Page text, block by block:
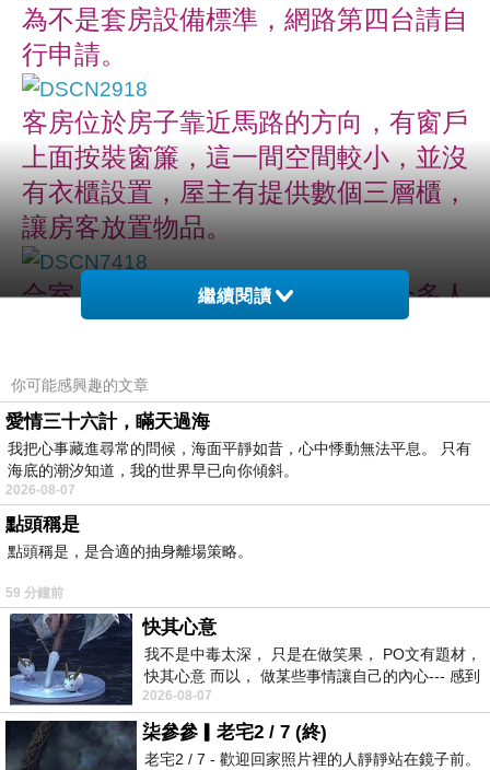
為不是套房設備標準，網路第四台請自
行申請。
客房位於房子靠近馬路的方向，有窗戶
上面按裝窗簾，這一間空間較小，並沒
有衣櫃設置，屋主有提供數個三層櫃，
讓房客放置物品。
合室，這一間是木質地板，很適合多人
大衣櫃有全身鏡子，可以掛大衣、還有
木板分隔，可以放上衣、褲裙，
女人的最愛，就是要有一個大衣櫃，雙
人床有小抽屜，也可以放雜物。
八人座的大餐桌，可以在這裡用餐、上
網，這張桌子可以拉開，室內有多張木
椅，方便房客使用。
繼續閱讀
你可能感興趣的文章
愛情三十六計，瞞天過海
我把心事藏進尋常的問候，海面平靜如昔，心中悸動無法平息。 只有
海底的潮汐知道，我的世界早已向你傾斜。
2026-08-07
點頭稱是
點頭稱是，是合適的抽身離場策略。
59 分鐘前
快其心意
我不是中毒太深， 只是在做笑果， PO文有題材，
快其心意 而以， 做某些事情讓自己的內心--- 感到
愉快。
2026-08-07
柒參參▎老宅2 / 7 (終)
老宅2 / 7 - 歡迎回家照片裡的人靜靜站在鏡子前。